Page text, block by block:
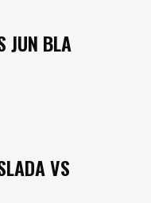
JUN BLA
VS